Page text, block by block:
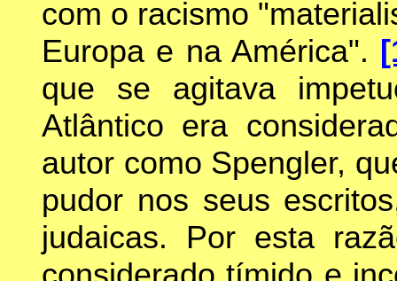
com o racismo
Europa e na América".
que se agitava
Atlântico era
autor como Spengler,
pudor nos seus
judaicas. Por esta